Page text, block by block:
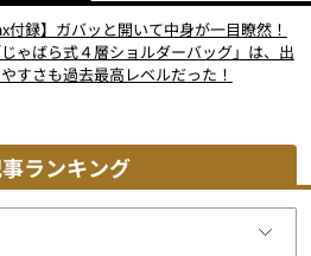
付録】ガバッと開いて中身が一目瞭然！
ゃばら式４層ショルダーバッグ」は、出
すさも過去最高レベルだった！
ランキング